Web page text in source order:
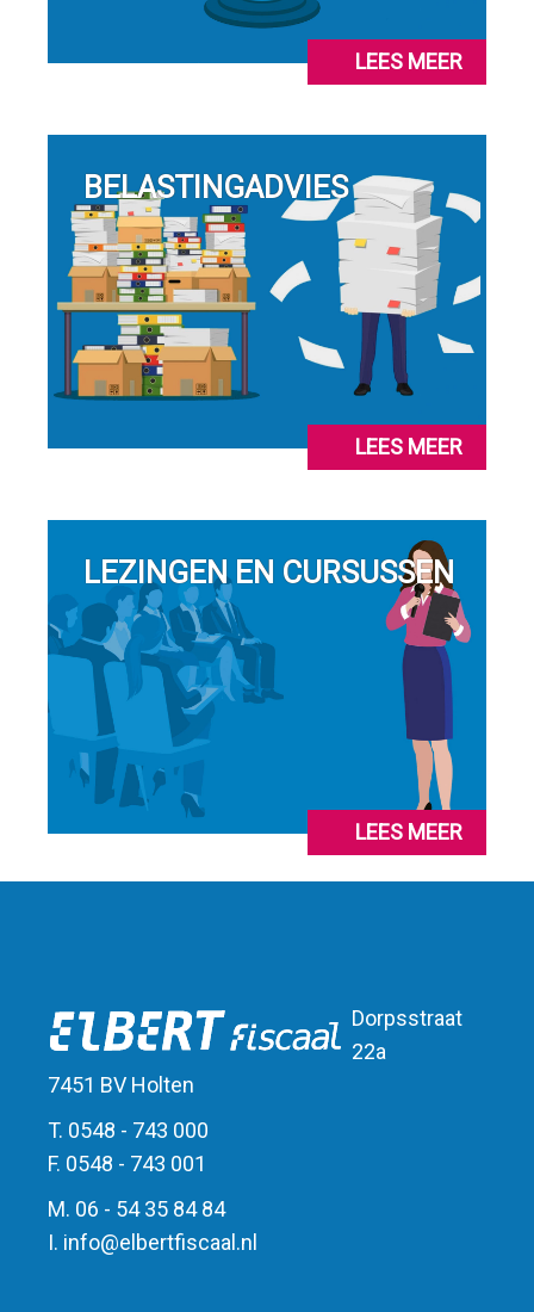
LEES MEER
BELASTINGADVIES
LEES MEER
LEZINGEN EN CURSUSSEN
LEES MEER
Dorpsstraat
22a
7451 BV Holten
T. 0548 - 743 000
F. 0548 - 743 001
M. 06 - 54 35 84 84
I. info@elbertfiscaal.nl